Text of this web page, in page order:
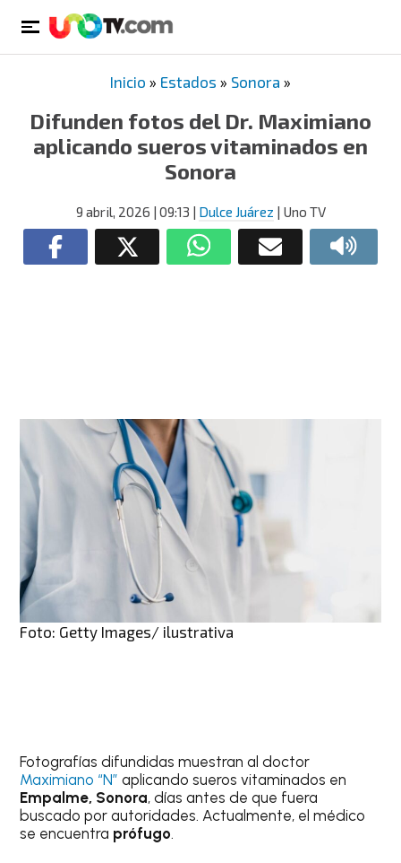
Inicio » Estados » Sonora »
Difunden fotos del Dr. Maximiano
aplicando sueros vitaminados en
Sonora
9 abril, 2026 | 09:13 | Dulce Juárez | Uno TV
Foto: Getty Images/ ilustrativa
Fotografías difundidas muestran al doctor
Maximiano “N” aplicando sueros vitaminados en
Empalme, Sonora, días antes de que fuera
buscado por autoridades. Actualmente, el médico
se encuentra prófugo.